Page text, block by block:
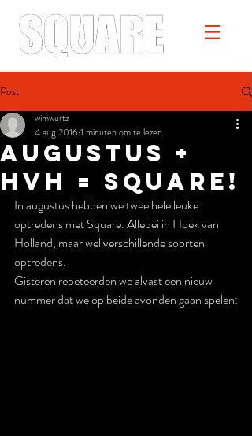
Post
Augustus +
HvH = Square!
wimwurtz
4 aug 20161 minuten om te lezen
In augustus hebben we twee hele leuke
optredens met Square. Allebei in Hoek van
Holland, maar wel verschillende soorten
optredens.
Gisteren repeteerden we alvast een nieuw
nummer dat we op beide avonden gaan spelen: